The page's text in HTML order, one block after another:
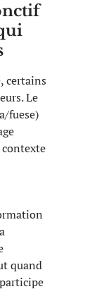
certains
Le
fuese)
contexte
quand